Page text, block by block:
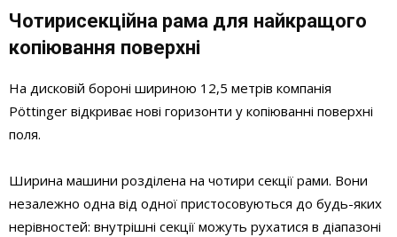
Чотирисекційна рама для найкращого
копіювання поверхні
На дисковій бороні шириною 12,5 метрів компанія
Pöttinger відкриває нові горизонти у копіюванні поверхні
поля.
Ширина машини розділена на чотири секції рами. Вони
незалежно одна від одної пристосовуються до будь-яких
нерівностей: внутрішні секції можуть рухатися в діапазоні